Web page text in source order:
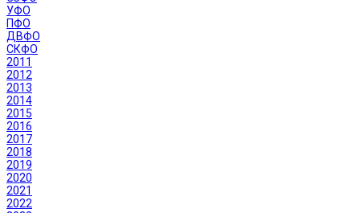
УФО
ПФО
ДВФО
СКФО
2011
2012
2013
2014
2015
2016
2017
2018
2019
2020
2021
2022